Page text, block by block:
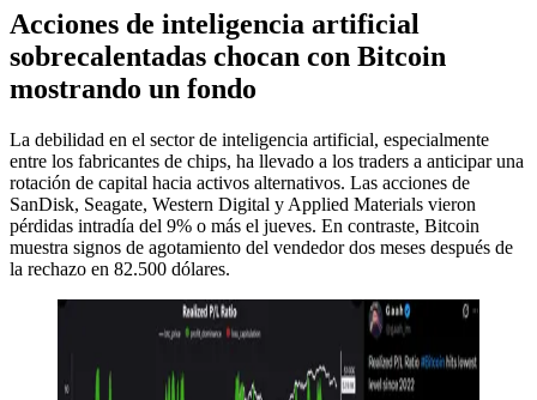
Acciones de inteligencia artificial
sobrecalentadas chocan con Bitcoin
mostrando un fondo
La debilidad en el sector de inteligencia artificial, especialmente
entre los fabricantes de chips, ha llevado a los traders a anticipar una
rotación de capital hacia activos alternativos. Las acciones de
SanDisk, Seagate, Western Digital y Applied Materials vieron
pérdidas intradía del 9% o más el jueves. En contraste, Bitcoin
muestra signos de agotamiento del vendedor dos meses después de
la rechazo en 82.500 dólares.